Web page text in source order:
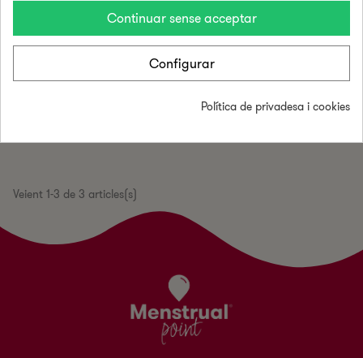
LLEGEIX MÉS
Veient 1-3 de 3 articles(s)
Continuar sense acceptar
Configurar
Política de privadesa i cookies